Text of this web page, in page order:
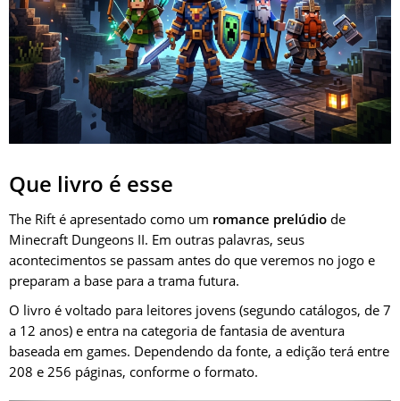
Que livro é esse
The Rift é apresentado como um romance prelúdio de
Minecraft Dungeons II. Em outras palavras, seus
acontecimentos se passam antes do que veremos no jogo e
preparam a base para a trama futura.
O livro é voltado para leitores jovens (segundo catálogos, de 7
a 12 anos) e entra na categoria de fantasia de aventura
baseada em games. Dependendo da fonte, a edição terá entre
208 e 256 páginas, conforme o formato.